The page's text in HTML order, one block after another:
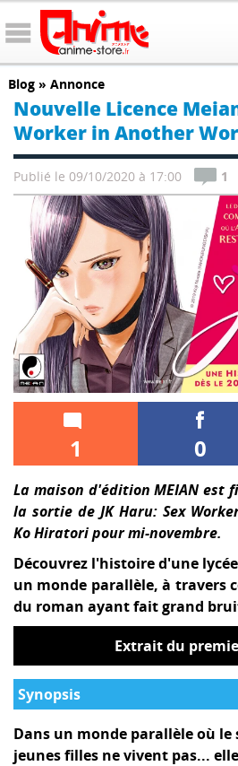
Blog » Annonce
Nouvelle Licence
Worker in Another
Publié le 09/10/2020 à 17:00 1
1 0
La maison d'édition MEIAN est
la sortie de JK Haru: Sex
Ko Hiratori pour mi-novembre.​
Découvrez l'histoire d'une
un monde parallèle, à travers
du roman ayant fait grand
Extrait du
Synopsis
Dans un monde parallèle où le
jeunes filles ne vivent pas...